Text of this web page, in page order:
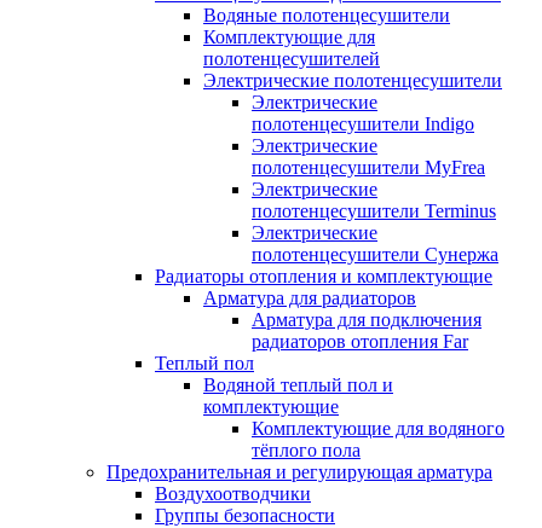
Водяные полотенцесушители
Комплектующие для
полотенцесушителей
Электрические полотенцесушители
Электрические
полотенцесушители Indigo
Электрические
полотенцесушители MyFrea
Электрические
полотенцесушители Terminus
Электрические
полотенцесушители Сунержа
Радиаторы отопления и комплектующие
Арматура для радиаторов
Арматура для подключения
радиаторов отопления Far
Теплый пол
Водяной теплый пол и
комплектующие
Комплектующие для водяного
тёплого пола
Предохранительная и регулирующая арматура
Воздухоотводчики
Группы безопасности